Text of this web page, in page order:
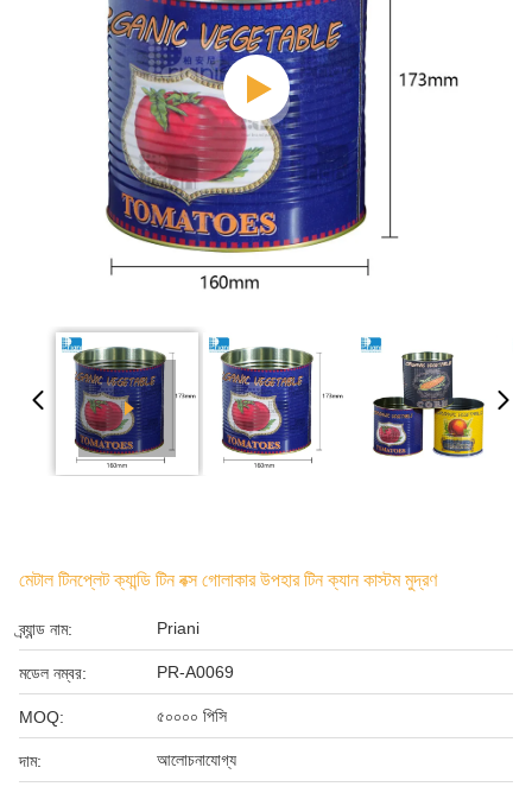
মেটাল টিনপ্লেট ক্যান্ডি টিন বক্স গোলাকার উপহার টিন ক্যান কাস্টম মুদ্রণ
ব্র্যান্ড নাম: Priani
মডেল নম্বর: PR-A0069
MOQ: ৫০০০০ পিসি
দাম: আলোচনাযোগ্য